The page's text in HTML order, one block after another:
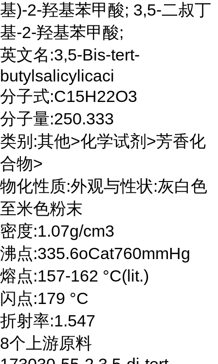
基)-2-羟基苯甲酸; 3,5-二叔丁
基-2-羟基苯甲酸;
英文名:3,5-Bis-tert-
butylsalicylicaci
分子式:C15H22O3
分子量:250.333
类别:其他>化学试剂>芳香化
合物>
物化性质:外观与性状:灰白色
至米色粉末
密度:1.07g/cm3
沸点:335.6oCat760mmHg
熔点:157-162 °C(lit.)
闪点:179 °C
折射率:1.547
8个上游原料